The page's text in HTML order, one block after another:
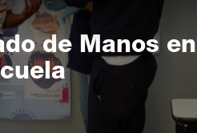
de Manos en